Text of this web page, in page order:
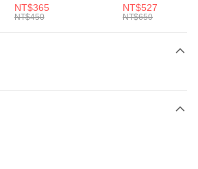
】
務後，再付款。
流程】
先享後付」後，將跳轉至「AFTEE先享後付」
含以上)免運費
含以上)免運費
EMBRDY 男女 短統襪
FZ3073133
NT$365
NT$450
BA5871010
NT$527
NT$650